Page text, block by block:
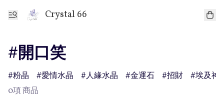
Crystal 66
#開口笑
粉晶 愛情水晶 人緣水晶 金運石 招財
埃及神
0項 商品